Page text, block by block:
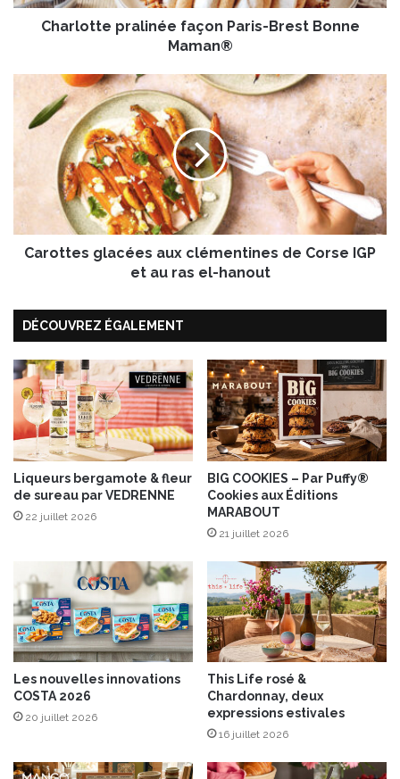
e
o
r
s
-
B
e
s
t
B
o
n
a
m
a
n
®
Charlotte pralinée façon Paris-Brest Bonne
Maman®
g
é
s
a
u
c
l
é
m
e
n
e
s
d
e
C
o
r
s
Carottes glacées aux clémentines de Corse IGP
et au ras el-hanout
DÉCOUVREZ ÉGALEMENT
Liqueurs bergamote & fleur
de sureau par VEDRENNE
22 juillet 2026
BIG COOKIES – Par Puffy®
Cookies aux Éditions
MARABOUT
21 juillet 2026
Les nouvelles innovations
COSTA 2026
20 juillet 2026
This Life rosé &
Chardonnay, deux
expressions estivales
16 juillet 2026